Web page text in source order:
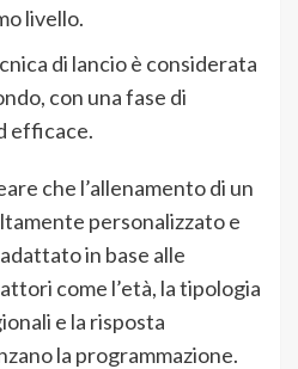
livello.
di lancio è considerata
con una fase di
efficace.
che l’allenamento di un
personalizzato e
in base alle
come l’età, la tipologia
e la risposta
la programmazione.